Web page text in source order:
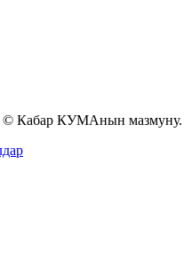
© Кабар КУМАнын мазмуну.